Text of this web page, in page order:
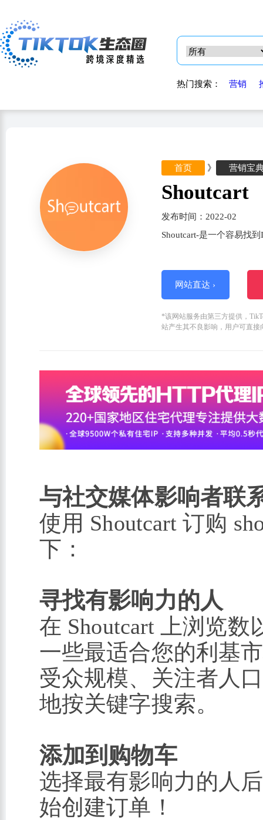
热门搜索： 营销
首页 》 营销宝
Shoutcart
发布时间：2022-02
Shoutcart-是一个容易找
网站直达 ›
*该网站服务由第三方提供，
站产生其不良影响，用户可直
与社交媒体影响者联
使用 Shoutcart 订购
下：
寻找有影响力的人
在 Shoutcart 上浏览
一些最适合您的利基
受众规模、关注者人
地按关键字搜索。
添加到购物车
选择最有影响力的人
始创建订单！